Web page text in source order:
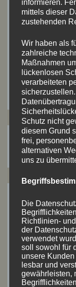
Browser
speichern.
Suchen
nach:
ARTIKEL-
Juli 2026(8)
Mai 2026(2)
April 2026(4)
informieren.
mittels dieser
zustehenden
Wir haben als
zahlreiche
Maßnahmen
lückenlosen
verarbeiteten
Schutz nicht
diesem Grund
frei,
alternativen
uns zu
Die
Richtlinien-
der
verwendet
soll sowohl für
unsere
lesbar und
gewährleisten,